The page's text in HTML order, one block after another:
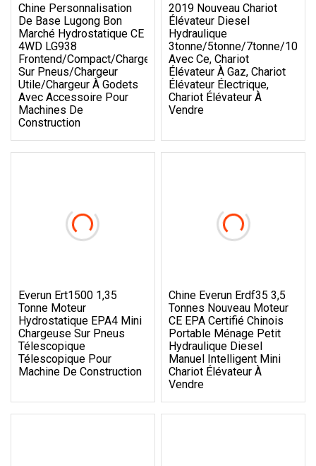
Chine Personnalisation
De Base Lugong Bon
Marché Hydrostatique CE
4WD LG938
Frontend/Compact/Chargeur
Sur Pneus/Chargeur
Utile/Chargeur À Godets
Avec Accessoire Pour
Machines De
Construction
2019 Nouveau Chariot
Élévateur Diesel
Hydraulique
3tonne/5tonne/7tonne/
Avec Ce, Chariot
Élévateur À Gaz, Chariot
Élévateur Électrique,
Chariot Élévateur À
Vendre
Everun Ert1500 1,35
Tonne Moteur
Hydrostatique EPA4 Mini
Chargeuse Sur Pneus
Télescopique
Télescopique Pour
Machine De Construction
Chine Everun Erdf35 3,5
Tonnes Nouveau Moteur
CE EPA Certifié Chinois
Portable Ménage Petit
Hydraulique Diesel
Manuel Intelligent Mini
Chariot Élévateur À
Vendre